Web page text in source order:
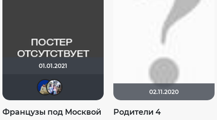
01.01.2021
didak2002
Риша_88
Французы под Москвой
02.11.2020
Родители 4